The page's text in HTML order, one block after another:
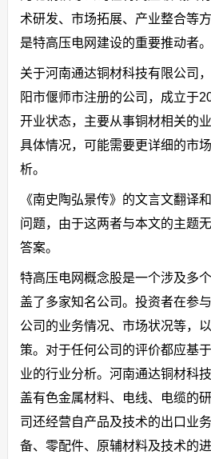
术研发、市场拓展、产业整合等
是特高压电网建设的重要推动者。
关于河南通达铜材科技有限公司
阳市偃师市注册的公司，成立于
开业状态，主要从事铜材相关的
具体情况，可能需要更详细的市
析。
《南史陶弘景传》的文言文翻译
问题，由于这两者与本文的主题
答案。
特高压电网概念股是一个涉及多
盖了多家知名公司。投资者在参
公司的业务情况、市场状况等，
策。对于任何公司的评价都应基
业的行业分析。河南通达铜材科
盖有色金属材料、电线、电缆的
司还经营自产品及技术的出口业
备、零配件、原辅材料及技术的